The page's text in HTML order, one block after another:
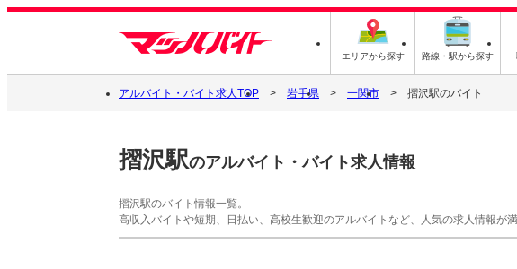
エリアから探す 路線・駅から探す
アルバイト・バイト求人TOP 岩手県 一関市 摺沢駅のバイト
摺沢駅のアルバイト・バイト求人情報
摺沢駅のバイト情報一覧。
高収入バイトや短期、日払い、高校生歓迎のアルバイトなど、人気の求人情報が